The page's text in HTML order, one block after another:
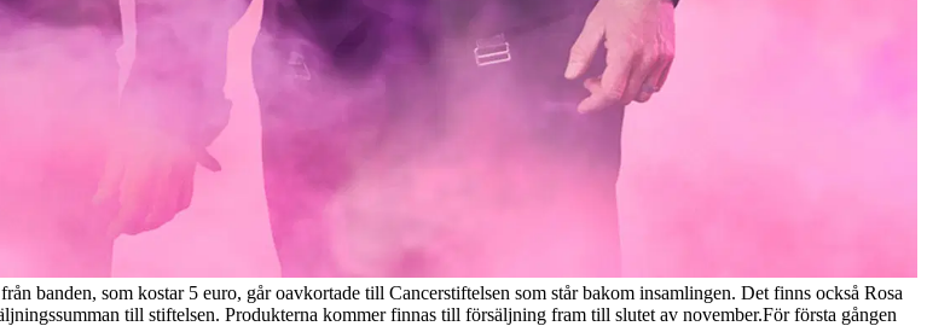
banden, som kostar 5 euro, går oavkortade till Cancerstiftelsen som står bakom insamlingen. Det finns också Rosa
till stiftelsen. Produkterna kommer finnas till försäljning fram till slutet av november.För första gången